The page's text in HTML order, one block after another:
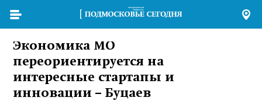
Экономика МО
переориентируется на
интересные стартапы и
инновации – Буцаев